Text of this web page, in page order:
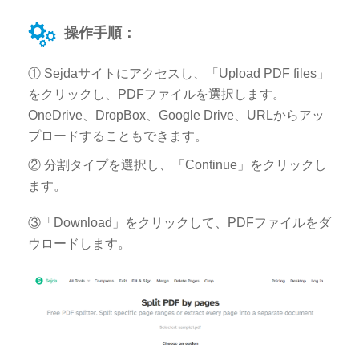
操作手順：
① Sejdaサイトにアクセスし、「Upload PDF files」
をクリックし、PDFファイルを選択します。
OneDrive、DropBox、Google Drive、URLからアッ
プロードすることもできます。
② 分割タイプを選択し、「Continue」をクリックし
ます。
③「Download」をクリックして、PDFファイルをダ
ウロードします。